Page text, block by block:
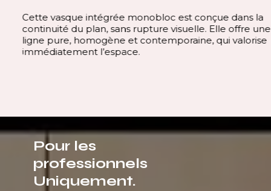
Cette vasque intégrée monobloc est conçue dans la
continuité du plan, sans rupture visuelle. Elle offre une
ligne pure, homogène et contemporaine, qui valorise
immédiatement l’espace.
Pour les
professionnels
Uniquement.